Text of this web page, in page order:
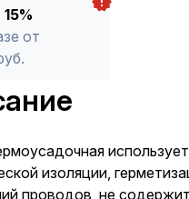
от
изоляции,
проводов, не